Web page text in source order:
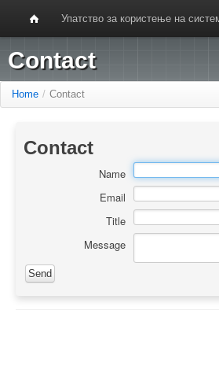
Упатство за користење на
Contact
Home / Contact
Contact
Name
Email
Title
Message